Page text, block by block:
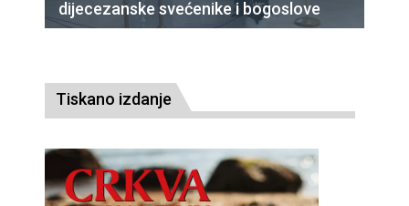
dijecezanske svećenike i bogoslove
Tiskano izdanje